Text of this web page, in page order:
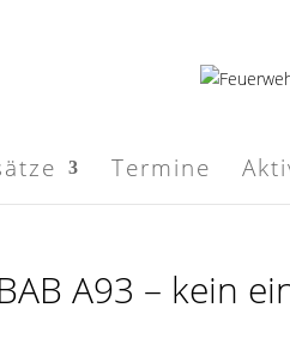
Termine
A93 – kein